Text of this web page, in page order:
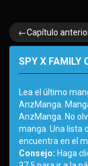
←Capítulo
SPY X FAMILY
Lea el último
AnzManga.
AnzManga. No
manga. Una lista
encuentra en el
Consejo: Haga